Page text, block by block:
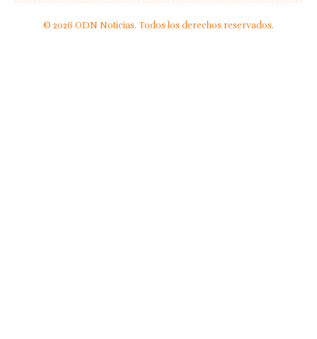
© 2026 ODN Noticias. Todos los derechos reservados.